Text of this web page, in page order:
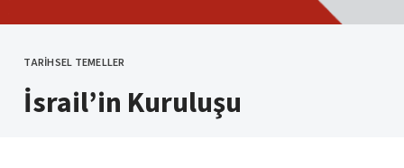
KATEGORI
TARIHSEL TEMELLER
İsrail’in Kuruluşu